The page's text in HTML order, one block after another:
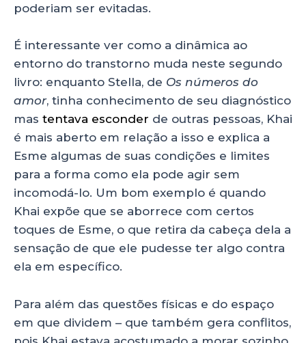
poderiam ser evitadas.
É interessante ver como a dinâmica ao
entorno do transtorno muda neste segundo
livro: enquanto Stella, de Os números do
amor, tinha conhecimento de seu diagnóstico
mas tentava esconder de outras pessoas, Khai
é mais aberto em relação a isso e explica a
Esme algumas de suas condições e limites
para a forma como ela pode agir sem
incomodá-lo. Um bom exemplo é quando
Khai expõe que se aborrece com certos
toques de Esme, o que retira da cabeça dela a
sensação de que ele pudesse ter algo contra
ela em específico.
Para além das questões físicas e do espaço
em que dividem – que também gera conflitos,